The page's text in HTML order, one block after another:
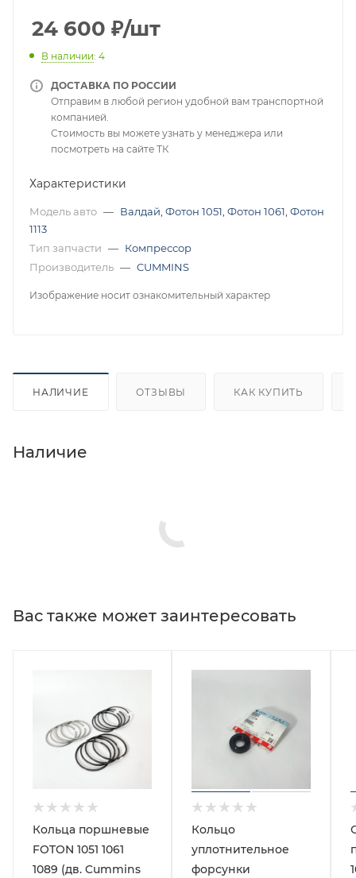
24 600 ₽/шт
В наличии: 4
ДОСТАВКА ПО РОССИИ
Отправим в любой регион удобной вам транспортной
компанией.
Стоимость вы можете узнать у менеджера или
посмотреть на сайте ТК
Характеристики
Модель авто — Валдай Фотон 1051 Фотон 1061 Фотон
1113
Тип запчасти — Компрессор
Производитель — CUMMINS
Изображение носит ознакомительный характер
НАЛИЧИЕ ОТЗЫВЫ КАК КУПИТЬ
Наличие
Вас также может заинтересовать
Кольца поршневые
FOTON 1051 1061
1089 (дв. Cummins
Кольцо
уплотнительное
форсунки